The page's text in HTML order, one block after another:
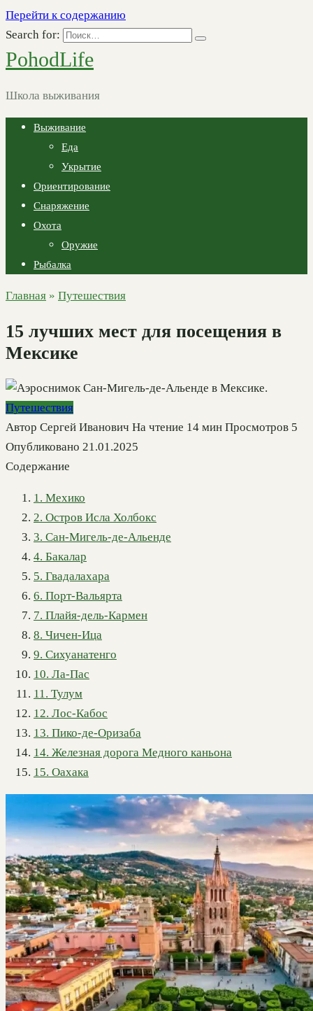
Перейти к содержанию
Search for:
PohodLife
Школа выживания
Выживание
Еда
Укрытие
Ориентирование
Снаряжение
Охота
Оружие
Рыбалка
Главная » Путешествия
15 лучших мест для посещения в
Мексике
Путешествия
Автор Сергей Иванович На чтение 14 мин Просмотров 5
Опубликовано 21.01.2025
Содержание
1. Мехико
2. Остров Исла Холбокс
3. Сан-Мигель-де-Альенде
4. Бакалар
5. Гвадалахара
6. Порт-Вальярта
7. Плайя-дель-Кармен
8. Чичен-Ица
9. Сихуанатенго
10. Ла-Пас
11. Тулум
12. Лос-Кабос
13. Пико-де-Оризаба
14. Железная дорога Медного каньона
15. Оахака